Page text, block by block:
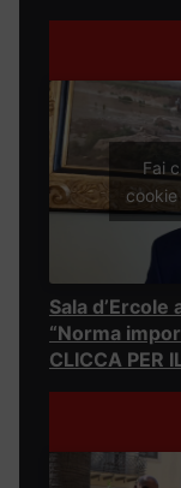
Fai
Sala
“Norma
CLICCA PER